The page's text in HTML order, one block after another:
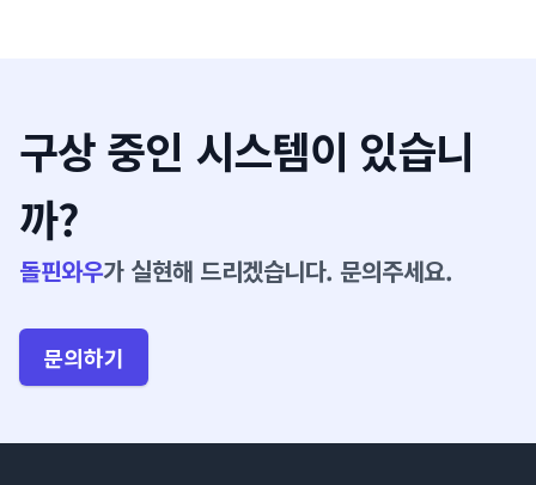
구상 중인 시스템이 있습니
까?
돌핀와우가 실현해 드리겠습니다. 문의주세요.
문의하기